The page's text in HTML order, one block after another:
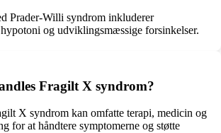
Prader-Willi syndrom inkluderer
og udviklingsmæssige forsinkelser.
Fragilt X syndrom?
X syndrom kan omfatte terapi, medicin og
for at håndtere symptomerne og støtte